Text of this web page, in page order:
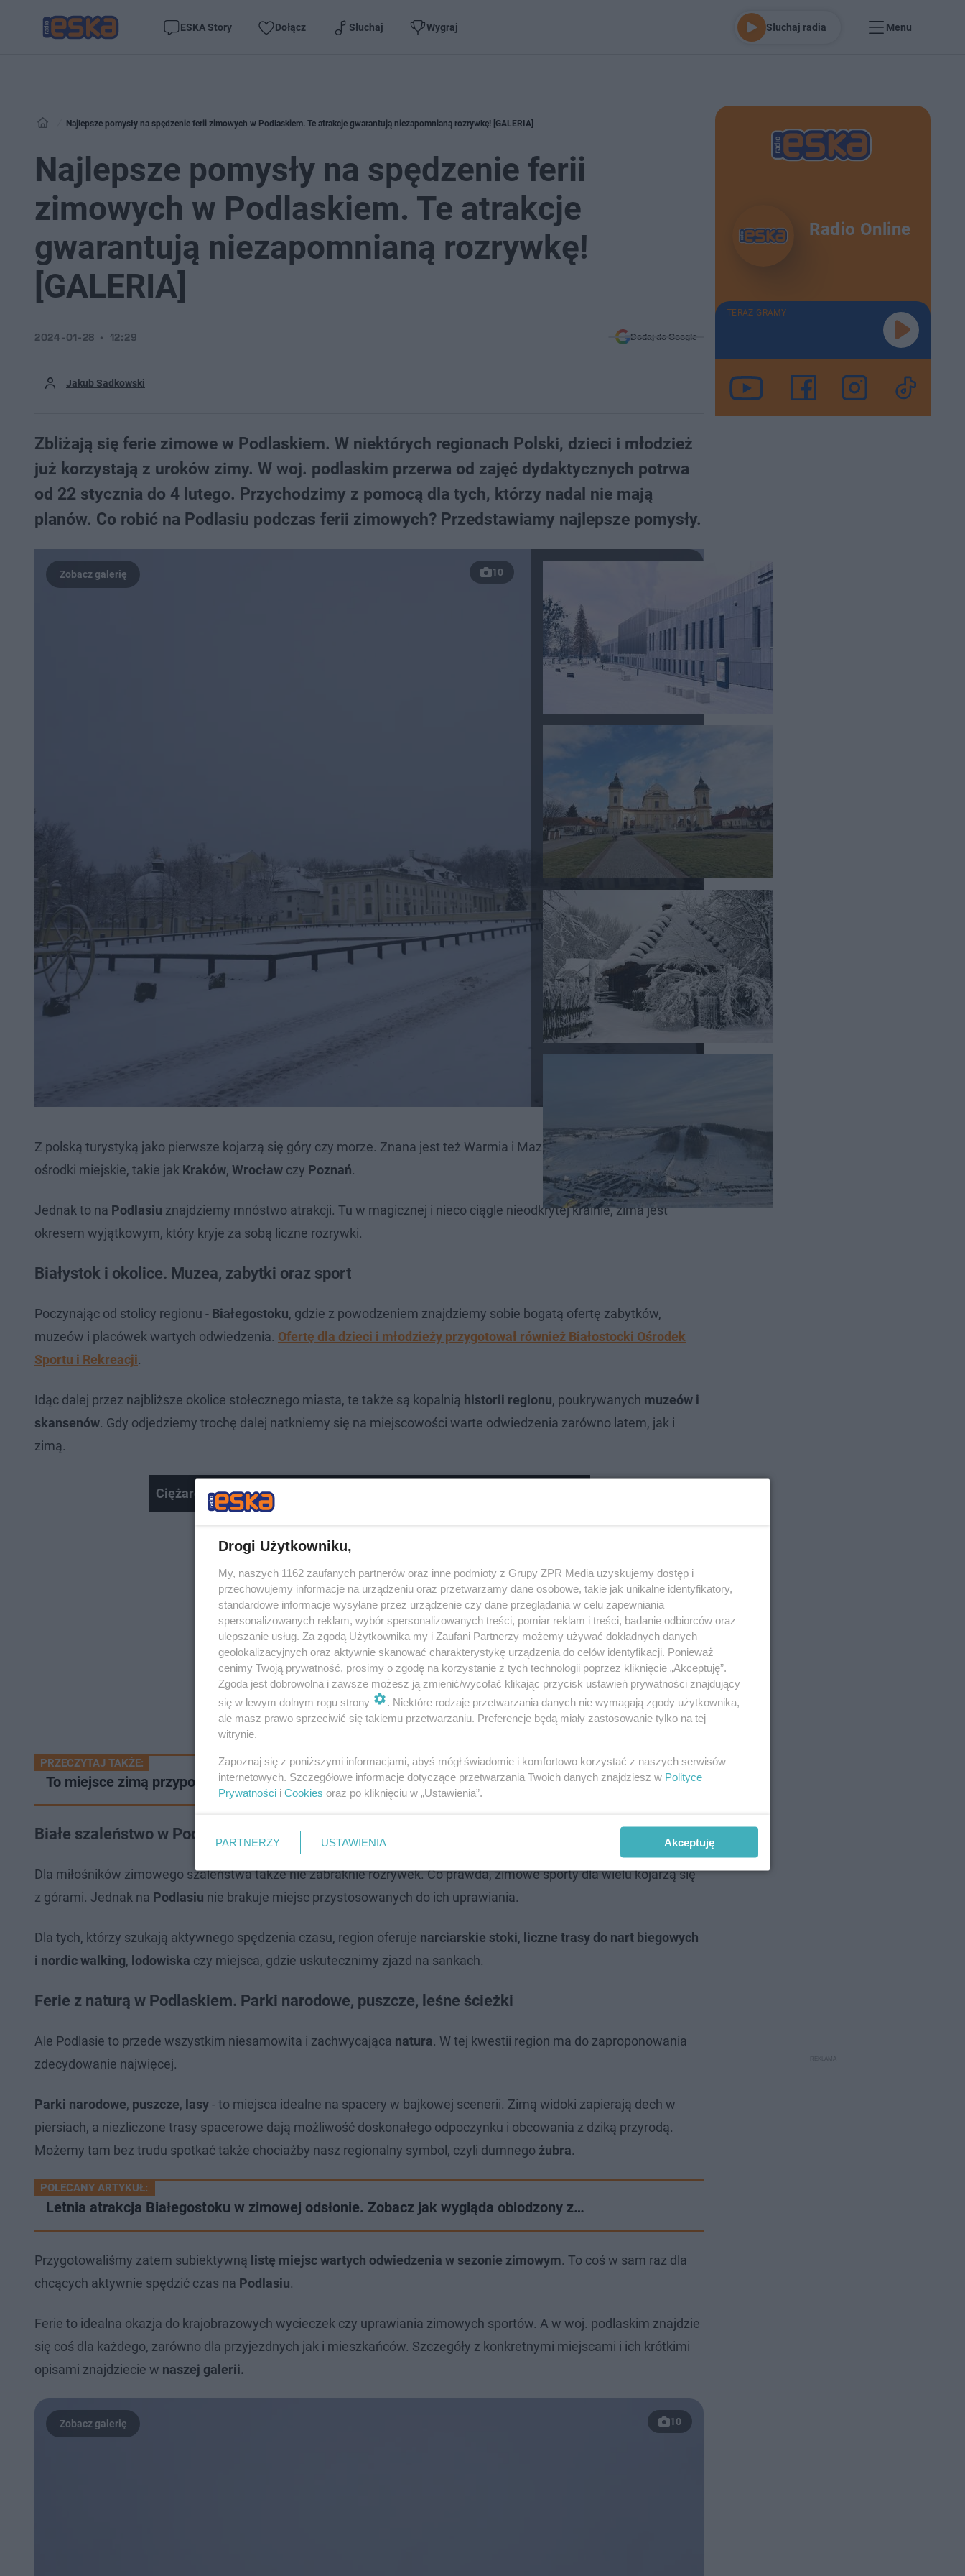
ESKA Story Dołącz Słuchaj Wygraj Słuchaj radia Menu
Najlepsze pomysły na spędzenie ferii zimowych w Podlaskiem. Te atrakcje gwarantują niezapomnianą rozrywkę! [GALERIA]
Najlepsze pomysły na spędzenie ferii
zimowych w Podlaskiem. Te atrakcje
gwarantują niezapomnianą rozrywkę!
[GALERIA]
Jakub Sadkowski
2024-01-28 12:29 Dodaj do Google
Zbliżają się ferie zimowe w Podlaskiem. W niektórych regionach Polski, dzieci i młodzież
już korzystają z uroków zimy. W woj. podlaskim przerwa od zajęć dydaktycznych potrwa
od 22 stycznia do 4 lutego. Przychodzimy z pomocą dla tych, którzy nadal nie mają
planów. Co robić na Podlasiu podczas ferii zimowych? Przedstawiamy najlepsze pomysły.
10
Z polską turystyką jako pierwsze kojarzą się góry czy morze. Znana jest też Warmia i Mazury. Ewentualnie większe
ośrodki miejskie, takie jak Kraków, Wrocław czy Poznań.
Jednak to na Podlasiu znajdziemy mnóstwo atrakcji. Tu w magicznej i nieco ciągle nieodkrytej krainie, zima jest
okresem wyjątkowym, który kryje za sobą liczne rozrywki.
Białystok i okolice. Muzea, zabytki oraz sport
Poczynając od stolicy regionu - Białegostoku, gdzie z powodzeniem znajdziemy sobie bogatą ofertę zabytków,
muzeów i placówek wartych odwiedzenia. Ofertę dla dzieci i młodzieży przygotował również Białostocki Ośrodek
Sportu i Rekreacji.
Idąc dalej przez najbliższe okolice stołecznego miasta, te także są kopalnią historii regionu, poukrywanych muzeów i
skansenów. Gdy odjedziemy trochę dalej natkniemy się na miejscowości warte odwiedzenia zarówno latem, jak i
zimą.
Ciężarówka Coca-cola w Białymstoku! Atrakcja przyciągnęła tłumy!
PRZECZYTAJ TAKŻE:
To miejsce zimą przypomina Narnię. Las Zwierzyniecki znajduje się w sercu Białe…
Białe szaleństwo w Podlaskiem. Propozycje dla miłośników sportów zimowych
Dla miłośników zimowego szaleństwa także nie zabraknie rozrywek. Co prawda, zimowe sporty dla wielu kojarzą się
z górami. Jednak na Podlasiu nie brakuje miejsc przystosowanych do ich uprawiania.
Dla tych, którzy szukają aktywnego spędzenia czasu, region oferuje narciarskie stoki, liczne trasy do nart biegowych
i nordic walking, lodowiska czy miejsca, gdzie uskutecznimy zjazd na sankach.
Ferie z naturą w Podlaskiem. Parki narodowe, puszcze, leśne ścieżki
Ale Podlasie to przede wszystkim niesamowita i zachwycająca natura. W tej kwestii region ma do zaproponowania
zdecydowanie najwięcej.
Parki narodowe, puszcze, lasy- to miejsca idealne na spacery w bajkowej scenerii. Zimą widoki zapierają dech w
piersiach, a niezliczone trasy spacerowe dają możliwość doskonałego odpoczynku i obcowania z dziką przyrodą.
Możemy tam bez trudu spotkać także chociażby nasz regionalny symbol, czyli dumnego żubra.
POLECANY ARTYKUŁ:
Letnia atrakcja Białegostoku w zimowej odsłonie. Zobacz jak wygląda oblodzony z…
Przygotowaliśmy zatem subiektywną listę miejsc wartych odwiedzenia w sezonie zimowym. To coś w sam raz dla
chcących aktywnie spędzić czas na Podlasiu.
Ferie to idealna okazja do krajobrazowych wycieczek czy uprawiania zimowych sportów. A w woj. podlaskim znajdzie
się coś dla każdego, zarówno dla przyjezdnych jak i mieszkańców. Szczegóły z konkretnymi miejscami i ich krótkimi
opisami znajdziecie w naszej galerii.
10
Radio Online
TERAZ GRAMY
Drogi Użytkowniku,
My, naszych 1162 zaufanych partnerów oraz inne podmioty z Grupy ZPR Media uzyskujemy dostęp i
przechowujemy informacje na urządzeniu oraz przetwarzamy dane osobowe, takie jak unikalne identyfikatory,
standardowe informacje wysyłane przez urządzenie czy dane przeglądania w celu zapewniania
spersonalizowanych reklam, wybór spersonalizowanych treści, pomiar reklam i treści, badanie odbiorców oraz
ulepszanie usług. Za zgodą Użytkownika my i Zaufani Partnerzy możemy używać dokładnych danych
geolokalizacyjnych oraz aktywnie skanować charakterystykę urządzenia do celów identyfikacji. Ponieważ
cenimy Twoją prywatność, prosimy o zgodę na korzystanie z tych technologii poprzez kliknięcie „Akceptuję”.
Zgoda jest dobrowolna i zawsze możesz ją zmienić/wycofać klikając przycisk ustawień prywatności znajdujący
się w lewym dolnym rogu strony
. Niektóre rodzaje przetwarzania danych nie wymagają zgody użytkownika,
ale masz prawo sprzeciwić się takiemu przetwarzaniu. Preferencje będą miały zastosowanie tylko na tej
witrynie.
Zapoznaj się z poniższymi informacjami, abyś mógł świadomie i komfortowo korzystać z naszych serwisów
internetowych. Szczegółowe informacje dotyczące przetwarzania Twoich danych znajdziesz w Polityce
Prywatności i Cookies oraz po kliknięciu w „Ustawienia”.
PARTNERZY USTAWIENIA Akceptuję